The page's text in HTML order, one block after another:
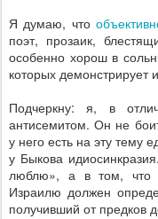
Я думаю, что
поэт, прозаик,
особенно хорош в
которых демонстрирует
Подчеркну: я, в
антисемитом. Он не
у него есть на эту тему
у Быкова
люблю», а в том, что
Израилю должен
получивший от предков